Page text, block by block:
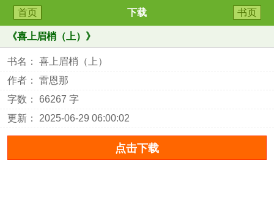
首页 下载 书页
《喜上眉梢（上） 》
书名： 喜上眉梢（上）
作者： 雷恩那
字数： 66267 字
更新： 2025-06-29 06:00:02